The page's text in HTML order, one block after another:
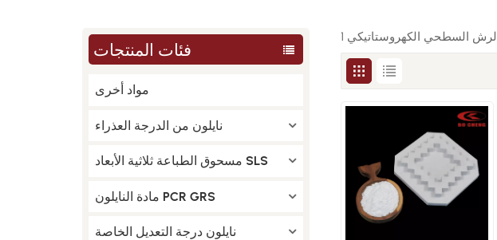
فئات المنتجات
مواد أخرى
نايلون من الدرجة العذراء
مسحوق الطباعة ثلاثية الأبعاد SLS
مادة النايلون PCR GRS
نايلون درجة التعديل الخاصة